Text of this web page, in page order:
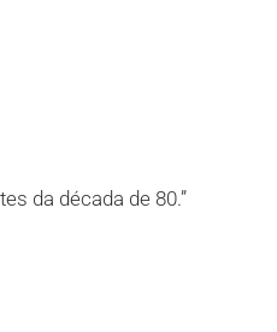
da década de 80.”